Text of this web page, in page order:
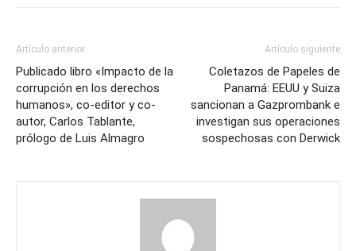
Artículo anterior
Publicado libro «Impacto de la
corrupción en los derechos
humanos», co-editor y co-
autor, Carlos Tablante,
prólogo de Luis Almagro
Artículo siguiente
Coletazos de Papeles de
Panamá: EEUU y Suiza
sancionan a Gazprombank e
investigan sus operaciones
sospechosas con Derwick